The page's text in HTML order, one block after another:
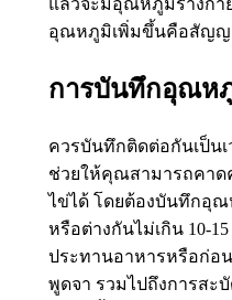
แล้วจะมีอุณหภูมิร่างกา
อุณหภูมิเพิ่มขึ้นคือสัญญ
การบันทึกอุณห
ควรบันทึกติดต่อกันเป็นเ
ช่วยให้คุณสามารถคาด
ไข่ได้ โดยต้องบันทึกอุณ
หรือต่างกันไม่เกิน 10-
ประทานอาหารหรือก่อ
พูดจา รวมไปถึงการสะ